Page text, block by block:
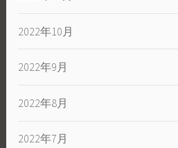
2022年10月
2022年9月
2022年8月
2022年7月